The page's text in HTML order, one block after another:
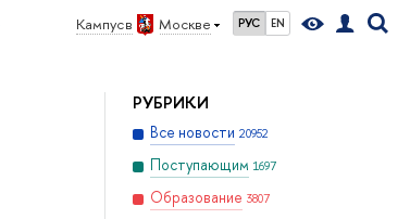
Кампус в Москве РУС EN
РУБРИКИ
Все новости 20952
Поступающим 1697
Образование 3807